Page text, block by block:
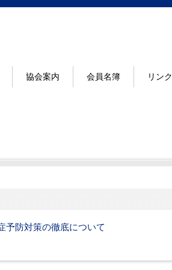
協会案内 会員名簿 リンク
予防対策の徹底について